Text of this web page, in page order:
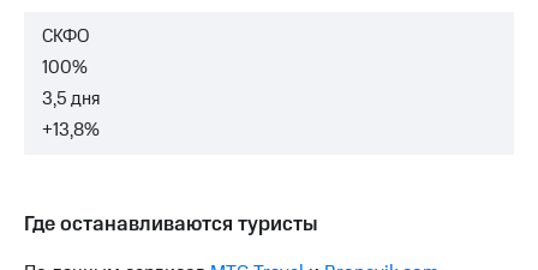
СКФО
100%
3,5 дня
+13,8%
Где останавливаются туристы